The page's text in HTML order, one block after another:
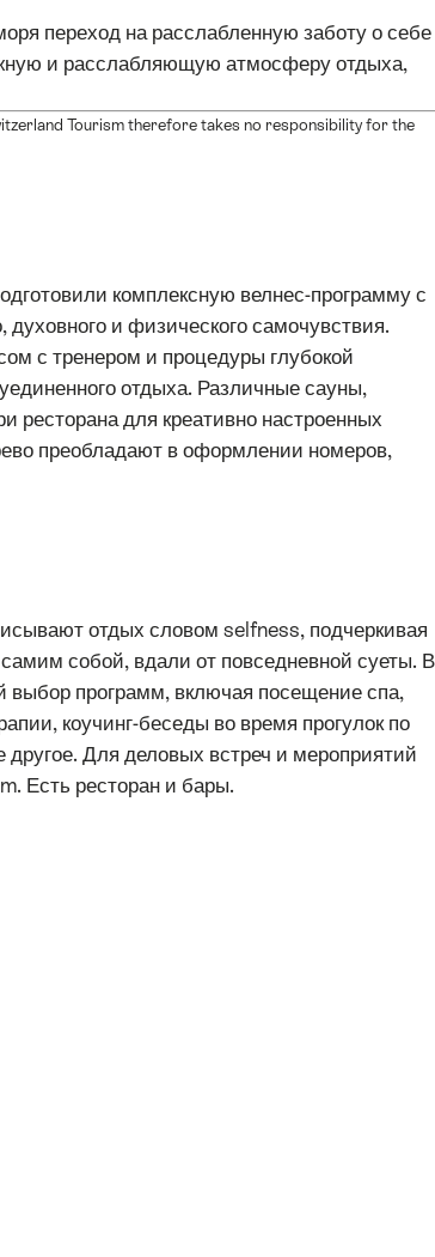
переход на расслабленную заботу о себе
и расслабляющую атмосферу отдыха,
Tourism therefore takes no responsibility for the
комплексную велнес-программу с
и физического самочувствия.
с тренером и процедуры глубокой
отдыха. Различные сауны,
ресторана для креативно настроенных
преобладают в оформлении номеров,
отдых словом selfness, подчеркивая
собой, вдали от повседневной суеты. В
выбор программ, включая посещение спа,
коучинг-беседы во время прогулок по
другое. Для деловых встреч и мероприятий
Есть ресторан и бары.